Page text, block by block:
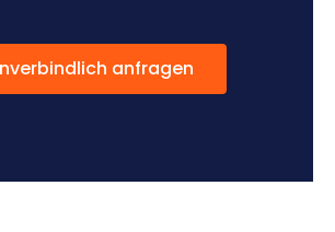
anfragen